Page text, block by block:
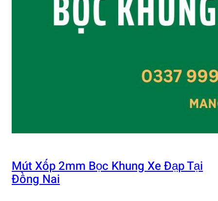
Mút Xốp 2mm Bọc Khung Xe Đạp Tại
Đồng Nai